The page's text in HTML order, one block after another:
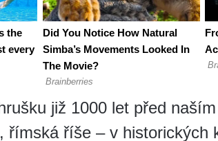
již 1000 let před
římská říše – v historických